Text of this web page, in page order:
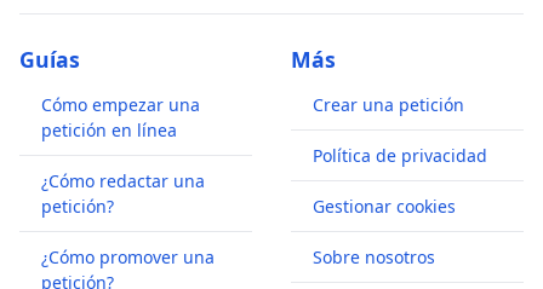
Guías
Cómo empezar una
petición en línea
¿Cómo redactar una
petición?
¿Cómo promover una
petición?
Más
Crear una petición
Política de privacidad
Gestionar cookies
Sobre nosotros